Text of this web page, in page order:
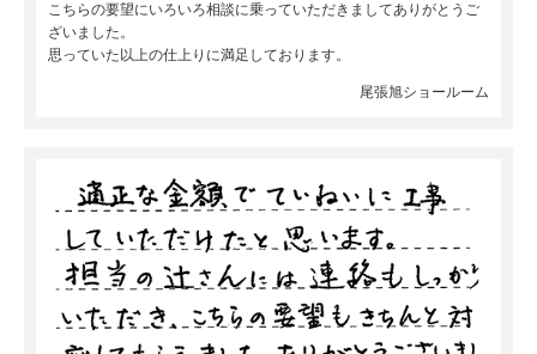
こちらの要望にいろいろ相談に乗っていただきましてありがとうご
ざいました。
思っていた以上の仕上りに満足しております。
尾張旭ショールーム